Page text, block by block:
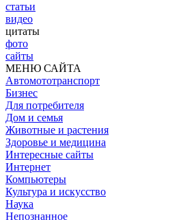
статьи
видео
цитаты
фото
сайты
МЕНЮ САЙТА
Автомототранспорт
Бизнес
Для потребителя
Дом и семья
Животные и растения
Здоровье и медицина
Интересные сайты
Интернет
Компьютеры
Культура и искусство
Наука
Непознанное